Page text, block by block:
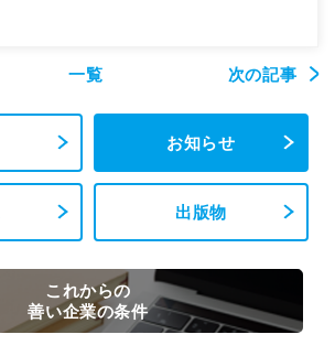
一覧 次の記事
お知らせ
出版物
これからの
善い企業の条件